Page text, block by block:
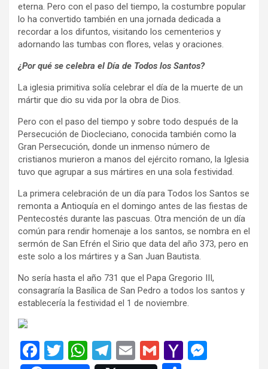
eterna. Pero con el paso del tiempo, la costumbre popular
lo ha convertido también en una jornada dedicada a
recordar a los difuntos, visitando los cementerios y
adornando las tumbas con flores, velas y oraciones.
¿Por qué se celebra el Día de Todos los Santos?
La iglesia primitiva solía celebrar el día de la muerte de un
mártir que dio su vida por la obra de Dios.
Pero con el paso del tiempo y sobre todo después de la
Persecución de Diocleciano, conocida también como la
Gran Persecución, donde un inmenso número de
cristianos murieron a manos del ejército romano, la Iglesia
tuvo que agrupar a sus mártires en una sola festividad.
La primera celebración de un día para Todos los Santos se
remonta a Antioquía en el domingo antes de las fiestas de
Pentecostés durante las pascuas. Otra mención de un día
común para rendir homenaje a los santos, se nombra en el
sermón de San Efrén el Sirio que data del año 373, pero en
este solo a los mártires y a San Juan Bautista.
No sería hasta el año 731 que el Papa Gregorio III,
consagraría la Basílica de San Pedro a todos los santos y
establecería la festividad el 1 de noviembre.
F
T
W T
E
G
Y